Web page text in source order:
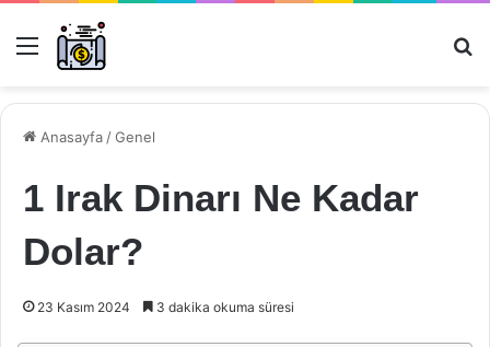
Menü
Anasayfa /Genel
1 Irak Dinarı Ne Kadar
Dolar?
23 Kasım 2024 3 dakika okuma süresi